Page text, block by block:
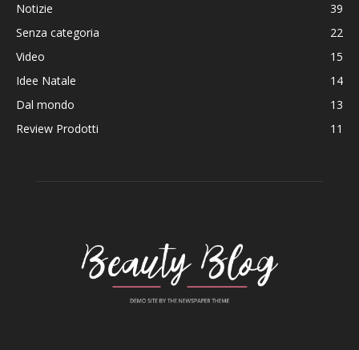
Notizie
39
Senza categoria
22
Video
15
Idee Natale
14
Dal mondo
13
Review Prodotti
11